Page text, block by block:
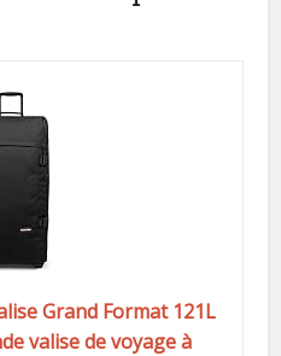
Grand Format 121L
valise de voyage à